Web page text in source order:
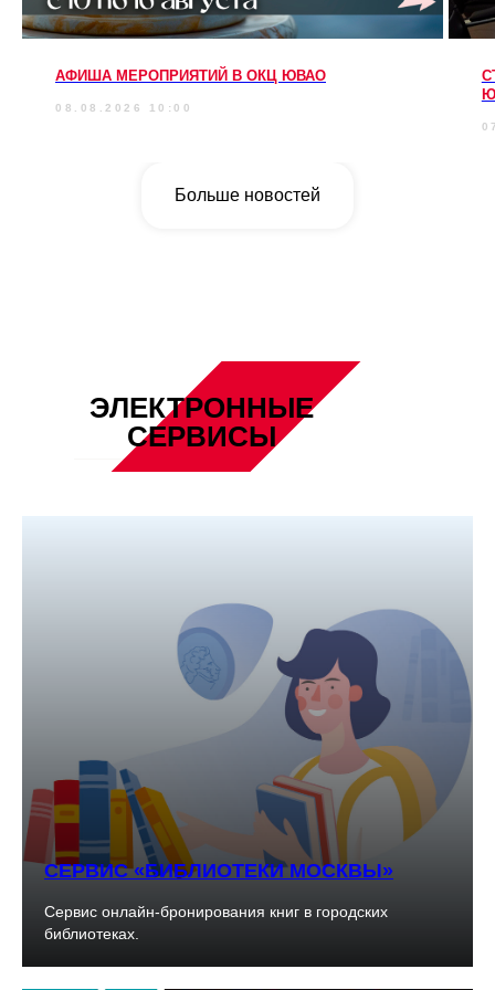
АФИША МЕРОПРИЯТИЙ В ОКЦ ЮВАО
08.08.2026 10:00
Больше новостей
ЭЛЕКТРОННЫЕ
СЕРВИСЫ
СЕРВИС «БИБЛИОТЕКИ МОСКВЫ»
Сервис онлайн-бронирования книг в городских
библиотеках.